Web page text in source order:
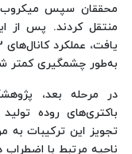
محققان سپس
منتقل کردند. پس از
به‌طور چشمگیری کمتر
در مرحله بعد،
باکتری‌های روده
تجویز این ترکیبات
ناحیه مرتبط با